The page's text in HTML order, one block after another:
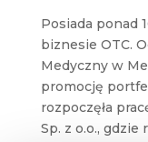
Posiada ponad
biznesie OTC.
Medyczny w
promocję
rozpoczęła
Sp. z o.o., gdzie